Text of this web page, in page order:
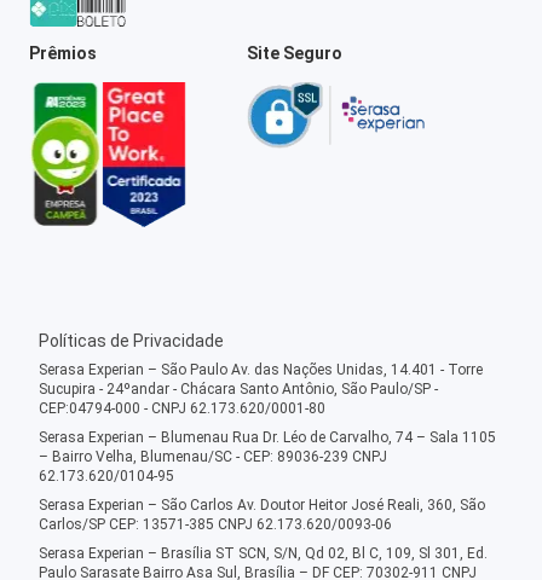
Prêmios Site Seguro
Políticas de Privacidade
Serasa Experian – São Paulo Av. das Nações Unidas, 14.401 - Torre
Sucupira - 24ºandar - Chácara Santo Antônio, São Paulo/SP -
CEP:04794-000 - CNPJ 62.173.620/0001-80
Serasa Experian – Blumenau Rua Dr. Léo de Carvalho, 74 – Sala 1105
– Bairro Velha, Blumenau/SC - CEP: 89036-239 CNPJ
62.173.620/0104-95
Serasa Experian – São Carlos Av. Doutor Heitor José Reali, 360, São
Carlos/SP CEP: 13571-385 CNPJ 62.173.620/0093-06
Serasa Experian – Brasília ST SCN, S/N, Qd 02, Bl C, 109, Sl 301, Ed.
Paulo Sarasate Bairro Asa Sul, Brasília – DF CEP: 70302-911 CNPJ